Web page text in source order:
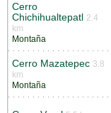
Cerro
Chichihualtepatl
2.4
km
Montaña
Cerro Mazatepec 3.8
km
Montaña